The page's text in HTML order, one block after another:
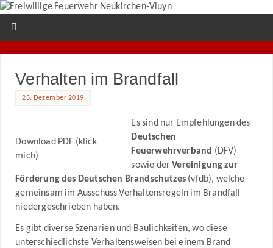
Verhalten im Brandfall
23. Dezember 2019
Download PDF (klick
mich)
Es sind nur Empfehlungen des
Deutschen
Feuerwehrverband (DFV)
sowie derVereinigung zur
Förderung des Deutschen Brandschutzes(vfdb), welche
gemeinsam im Ausschuss Verhaltensregeln im Brandfall
niedergeschrieben haben.
Es gibt diverse Szenarien und Baulichkeiten, wo diese
unterschiedlichste Verhaltensweisen bei einem Brand